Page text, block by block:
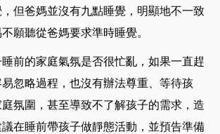
但爸媽並沒有九點睡覺，明顯地不一致
願聽從爸媽要求準時睡覺。
前的家庭氣氛是否很忙亂，如果一直趕
忽略過程，也沒有辦法尊重、等待孩
氛圍，甚至導致不了解孩子的需求，造
在睡前帶孩子做靜態活動，並預告準備